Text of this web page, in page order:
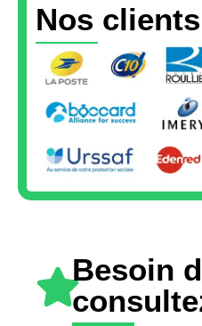
Nos
Besoin